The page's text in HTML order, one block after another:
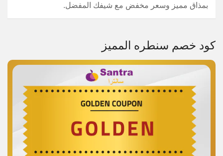
بمذاق مميز وسعر مخفض مع شيفك المفضل.
كود خصم سنطره المميز